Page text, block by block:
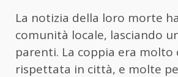
La notizia della loro morte
comunità locale, lasciando
parenti. La coppia era molto
rispettata in città, e molte